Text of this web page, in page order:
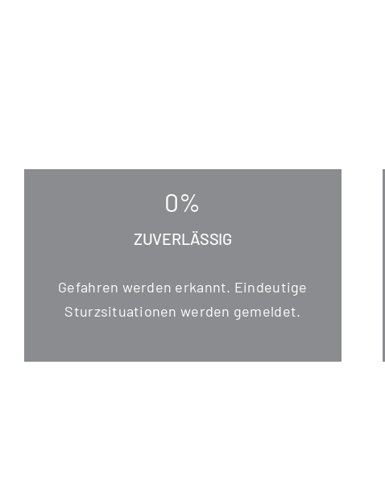
0%
ZUVERLÄSSIG
Gefah­ren wer­den erkannt. Ein­deu­ti­ge
Sturz­si­tua­tio­nen wer­den gemeldet.